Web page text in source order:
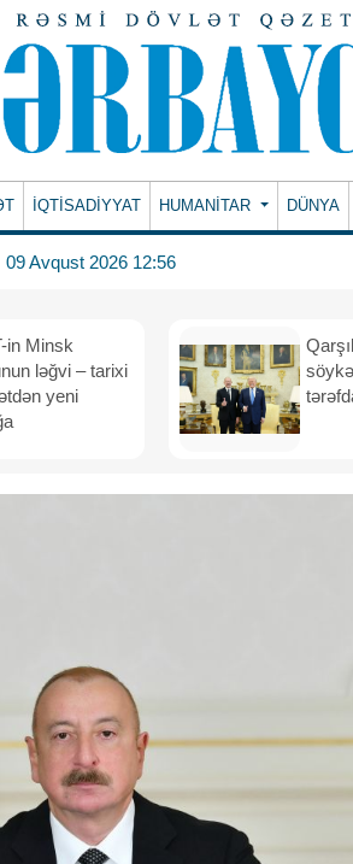
İQTİSADİYYAT HUMANITAR DÜNYA
09 Avqust 2026 12:56
in Minsk
ləğvi – tarixi
yeni